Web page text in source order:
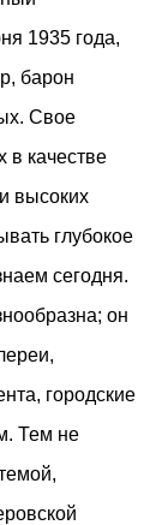
которых 17
5 364
11
учетом
и
Федерации
Концепция
1935 года,
барон
Свое
в качестве
высоких
глубокое
сегодня.
он
городские
Тем не